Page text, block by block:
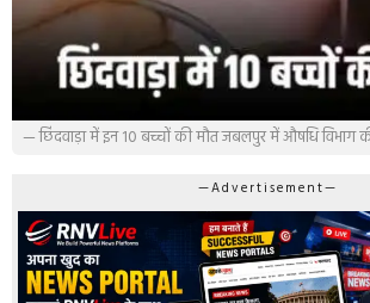
— छिंदवाड़ा में इन 10 बच्चों की मौत जबलपुर में औषधि विभाग
—Advertisement—